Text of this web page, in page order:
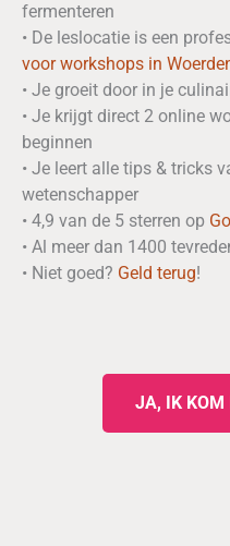
fermenteren
• De leslocatie is een
voor workshops in
• Je groeit door in je
• Je krijgt direct 2 online
beginnen
• Je leert alle tips & tricks
wetenschapper
• 4,9 van de 5 sterren op
• Al meer dan 1400
• Niet goed? Geld terug!
JA, IK KOM